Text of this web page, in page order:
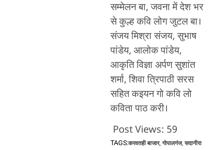
सम्मेलन बा, जवना में देश भर
से कुल्ह कवि लोग जुटल बा।
संजय मिश्रा संजय, सुभाष
पांडेय, आलोक पांडेय,
आकृति विज्ञा अर्पण सुशांत
शर्मा, शिवा त्रिपाठी सरस
सहित कइयन गो कवि लो
कविता पाठ करी।
Post Views: 59
TAGS:करवतही बाजार, गोपालगंज, सदानीरा